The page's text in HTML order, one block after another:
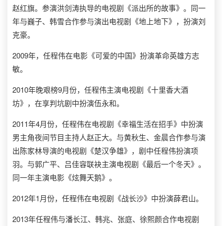
赵红旗。参演洪剑涛执导的电视剧《派出所的故事》。同一
年与巍子、韩雪合作参与演出电视剧《地上地下》，扮演刘
克豪。
2009年，任程伟在电影《可爱的中国》扮演革命英雄方志
敏。
2010年晚艰榜9月份，任程伟主演电视剧《十里香大酒
坊》，在享判坑剧中扮演伍永和。
2011年4月份，任程伟在电视剧《幸福生活在招手》中扮演
男主角夜间节目主持人赵正大。与黄秋生、金晨合作参与演
出陈家林导演的电视剧《楚汉争雄》，剧中任程伟扮演项
羽。与郭广平、吕佳容联袂主演电视剧《最后一个冬天》。
同一年主演电影《炫舞天鹅》。
2012年1月份，任程伟在电视剧《战长沙》中扮演薛君山。
2013年任程伟与潘长江、韩兆、张庭、徐熙颜合作电视剧